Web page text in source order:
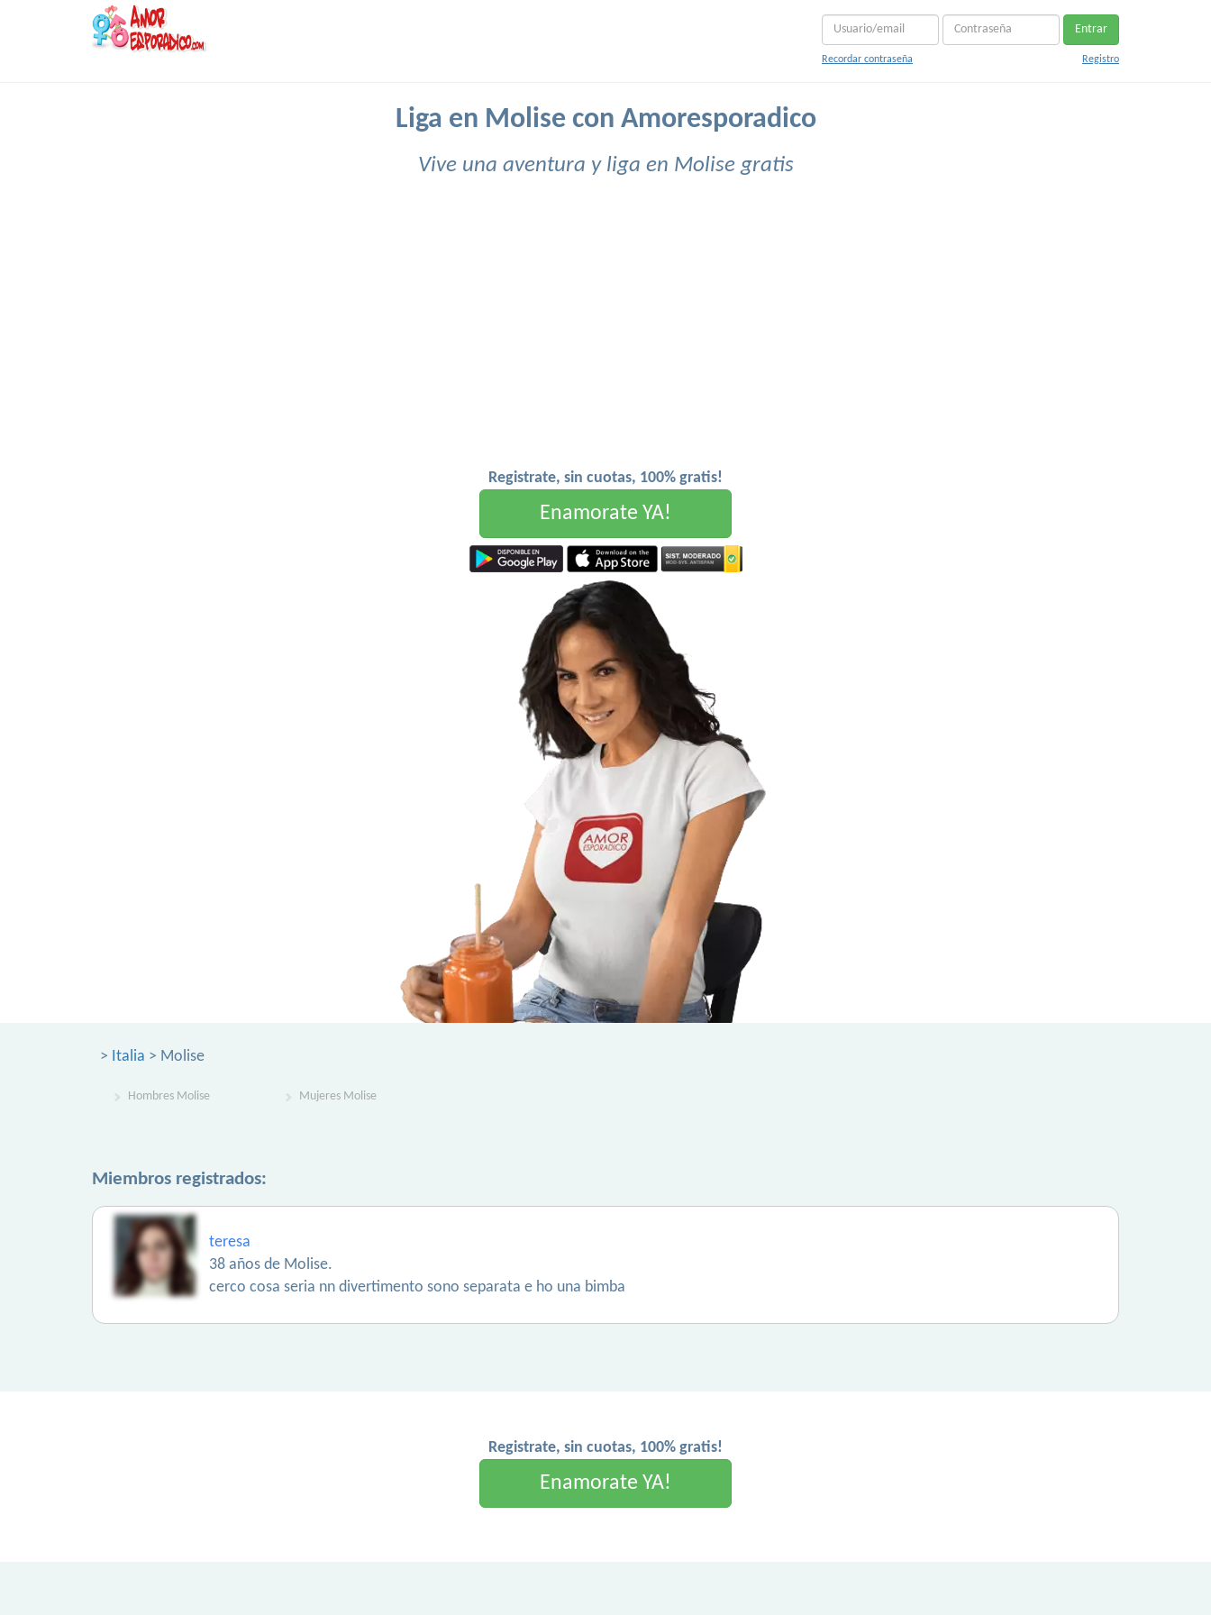
Entrar
Recordar contraseña Registro
Liga en Molise con Amoresporadico
Vive una aventura y liga en Molise gratis
Registrate, sin cuotas, 100% gratis!
Enamorate YA!
> Italia > Molise
Hombres Molise Mujeres Molise
Miembros registrados:
teresa
38 años de Molise.
cerco cosa seria nn divertimento sono separata e ho una bimba
Registrate, sin cuotas, 100% gratis!
Enamorate YA!